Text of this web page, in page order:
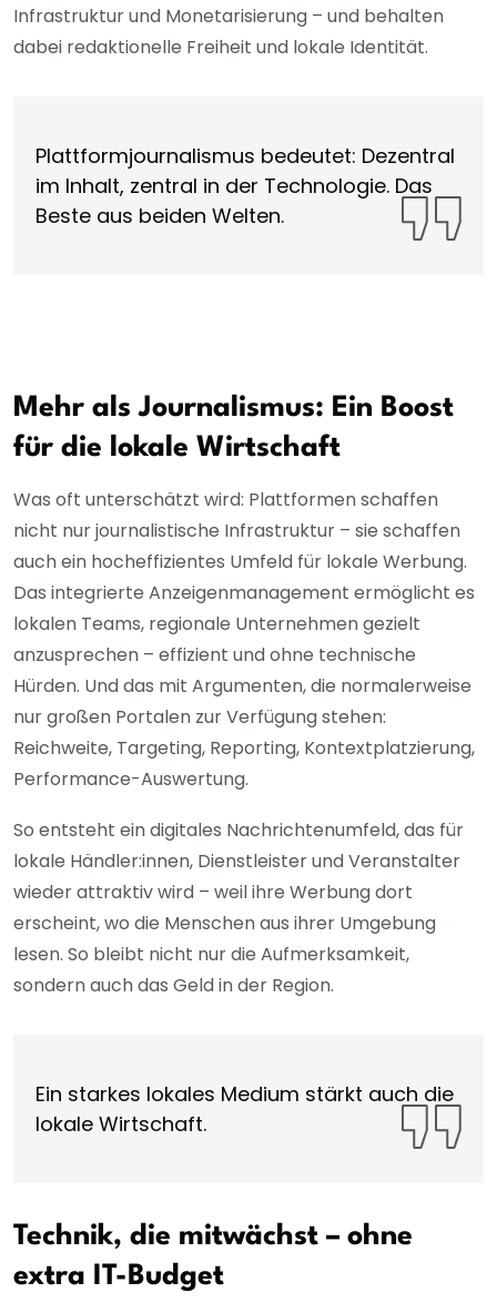
Infrastruktur und Monetarisierung – und behalten
dabei redaktionelle Freiheit und lokale Identität.
Plattformjournalismus bedeutet: Dezentral
im Inhalt, zentral in der Technologie. Das
Beste aus beiden Welten.
Mehr als Journalismus: Ein Boost
für die lokale Wirtschaft
Was oft unterschätzt wird: Plattformen schaffen
nicht nur journalistische Infrastruktur – sie schaffen
auch ein hocheffizientes Umfeld für lokale Werbung.
Das integrierte Anzeigenmanagement ermöglicht es
lokalen Teams, regionale Unternehmen gezielt
anzusprechen – effizient und ohne technische
Hürden. Und das mit Argumenten, die normalerweise
nur großen Portalen zur Verfügung stehen:
Reichweite, Targeting, Reporting, Kontextplatzierung,
Performance-Auswertung.
So entsteht ein digitales Nachrichtenumfeld, das für
lokale Händler:innen, Dienstleister und Veranstalter
wieder attraktiv wird – weil ihre Werbung dort
erscheint, wo die Menschen aus ihrer Umgebung
lesen. So bleibt nicht nur die Aufmerksamkeit,
sondern auch das Geld in der Region.
Ein starkes lokales Medium stärkt auch die
lokale Wirtschaft.
Technik, die mitwächst – ohne
extra IT-Budget